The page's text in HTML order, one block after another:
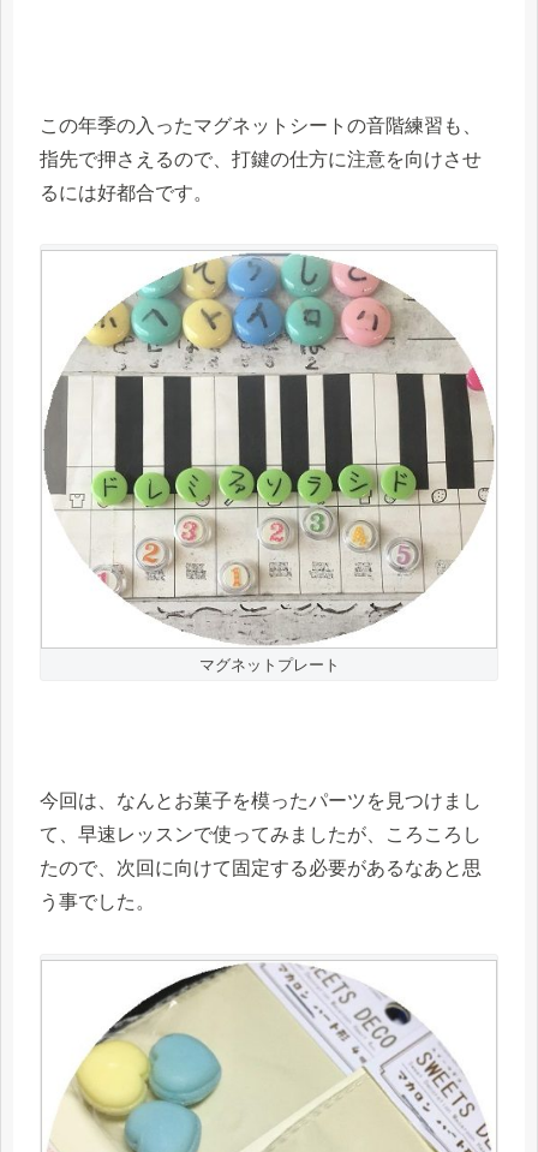
この年季の入ったマグネットシートの音階練習も、
指先で押さえるので、打鍵の仕方に注意を向けさせ
るには好都合です。
マグネットプレート
今回は、なんとお菓子を模ったパーツを見つけまし
て、早速レッスンで使ってみましたが、ころころし
たので、次回に向けて固定する必要があるなあと思
う事でした。